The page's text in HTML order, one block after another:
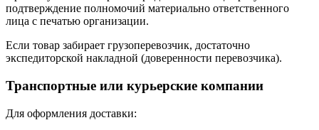
подтверждение полномочий материально ответственного
лица с печатью организации.
Если товар забирает грузоперевозчик, достаточно
экспедиторской накладной (доверенности перевозчика).
Транспортные или курьерские компании
Для оформления доставки: